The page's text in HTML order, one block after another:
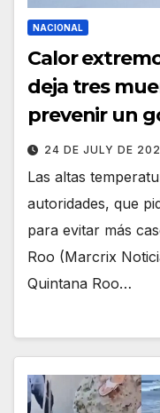
NACIONAL
Calor
deja tres
prevenir un
24 DE JULY DE
Las altas
autoridades, que
para evitar más
Roo (Marcrix
Quintana Roo…